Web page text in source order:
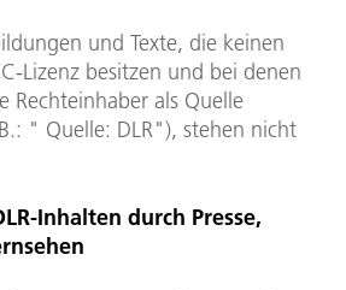
und Texte, die keinen
Lizenz besitzen und bei denen
Rechteinhaber als Quelle
" Quelle: DLR"), stehen nicht
Inhalten durch Presse,